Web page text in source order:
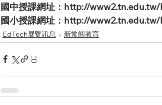
國中授課網址：http://
國小授課網址：http://
EdTech展覽訊息 新常態教育